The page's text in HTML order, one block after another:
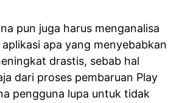
pun juga harus menganalisa
apa yang menyebabkan
drastis, sebab hal
dari proses pembaruan Play
pengguna lupa untuk tidak